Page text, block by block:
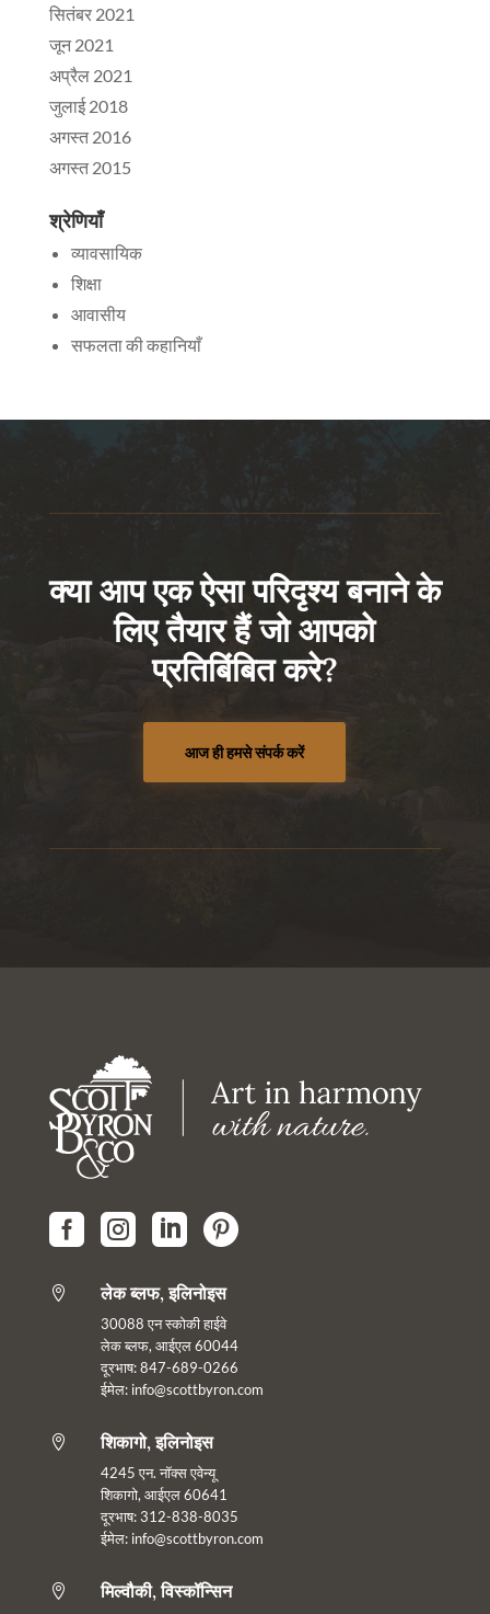
सितंबर 2021
जून 2021
अप्रैल 2021
जुलाई 2018
अगस्त 2016
अगस्त 2015
श्रेणियाँ
व्यावसायिक
शिक्षा
आवासीय
सफलता की कहानियाँ
क्या आप एक ऐसा परिदृश्य बनाने के
लिए तैयार हैं जो आपको
प्रतिबिंबित करे?
आज ही हमसे संपर्क करें
   
 लेक ब्लफ, इलिनोइस
30088 एन स्कोकी हाईवे
लेक ब्लफ, आईएल 60044
दूरभाष: 847-689-0266
ईमेल: info@scottbyron.com
 शिकागो, इलिनोइस
4245 एन. नॉक्स एवेन्यू
शिकागो, आईएल 60641
दूरभाष: 312-838-8035
ईमेल: info@scottbyron.com
 मिल्वौकी, विस्कॉन्सिन